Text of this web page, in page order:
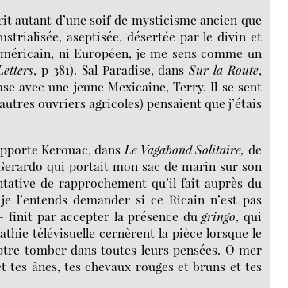
autant d’une soif de mysticisme ancien que
aseptisée, désertée par le divin et
ni Européen, je me sens comme un
, p 381). Sal Paradise, dansSur la Route,
avec une jeune Mexicaine, Terry. Il se sent
ouvriers agricoles) pensaient que j’étais
Kerouac, dans Le Vagabond Solitaire, de
qui portait mon sac de marin sur son
de rapprochement qu’il fait auprès du
demander si ce Ricain n’est pas
finit par accepter la présence dugringo, qui
télévisuelle cernèrent la pièce lorsque le
tomber dans toutes leurs pensées. O mer
tes ânes, tes chevaux rouges et bruns et tes